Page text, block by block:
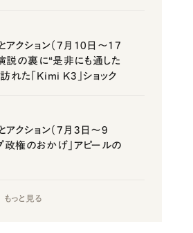
アクション（7月10日～17
説の裏に“是非にも通した
れた「Kimi K3」ショック
アクション（7月3日～9
政権のおかげ」アピールの
もっと見る